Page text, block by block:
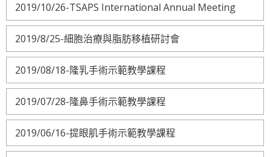
2019/10/26-TSAPS International Annual Meeting
2019/8/25-細胞治療與脂肪移植研討會
2019/08/18-隆乳手術示範教學課程
2019/07/28-隆鼻手術示範教學課程
2019/06/16-提眼肌手術示範教學課程